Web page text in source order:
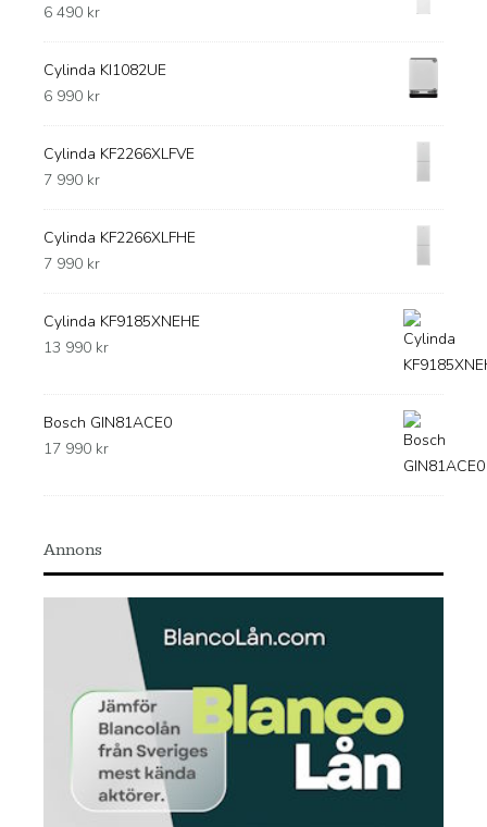
6 490 kr
Cylinda KI1082UE
6 990 kr
Cylinda KF2266XLFVE
7 990 kr
Cylinda KF2266XLFHE
7 990 kr
Cylinda KF9185XNEHE
13 990 kr
Bosch GIN81ACE0
17 990 kr
Annons